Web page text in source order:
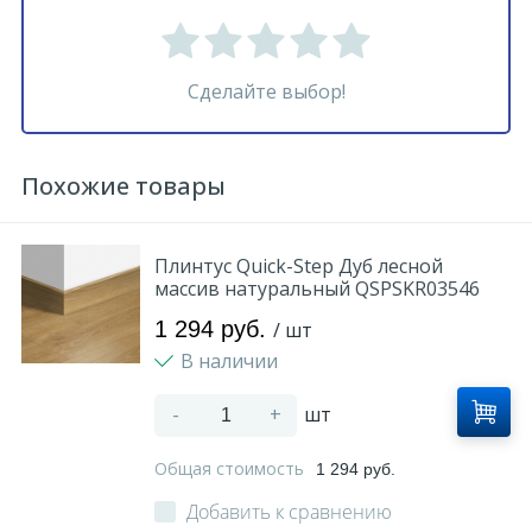
Сделайте выбор!
Похожие товары
Плинтус Quick-Step Дуб лесной
массив натуральный QSPSKR03546
1 294 руб. / шт
В наличии
- + шт
Общая стоимость 1 294 руб.
Добавить к сравнению